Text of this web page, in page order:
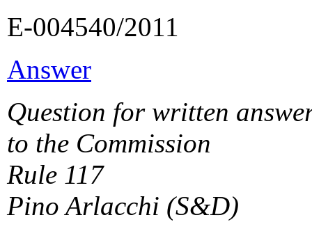
E-004540/2011
Answer
Question for written
to the Commission
Rule 117
Pino Arlacchi (S&D)